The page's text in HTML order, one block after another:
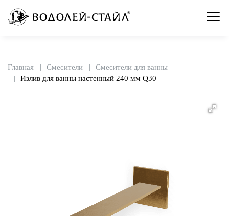
Главная Смесители
Смесители для ванны
Излив для ванны настенный 240 мм Q30